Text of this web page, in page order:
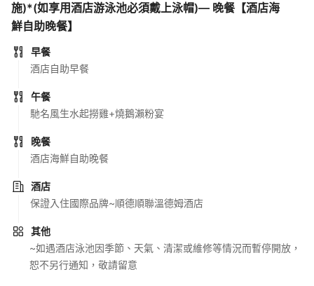
施)*(如享用酒店游泳池必須戴上泳帽)— 晚餐【酒店海
鮮自助晚餐】
早餐
酒店自助早餐
午餐
馳名風生水起撈雞+燒鵝瀨粉宴
晚餐
酒店海鮮自助晚餐
酒店
保證入住國際品牌~順德順聯溫德姆酒店
其他
~如遇酒店泳池因季節、天氣、清潔或維修等情況而暫停開放，
恕不另行通知，敬請留意